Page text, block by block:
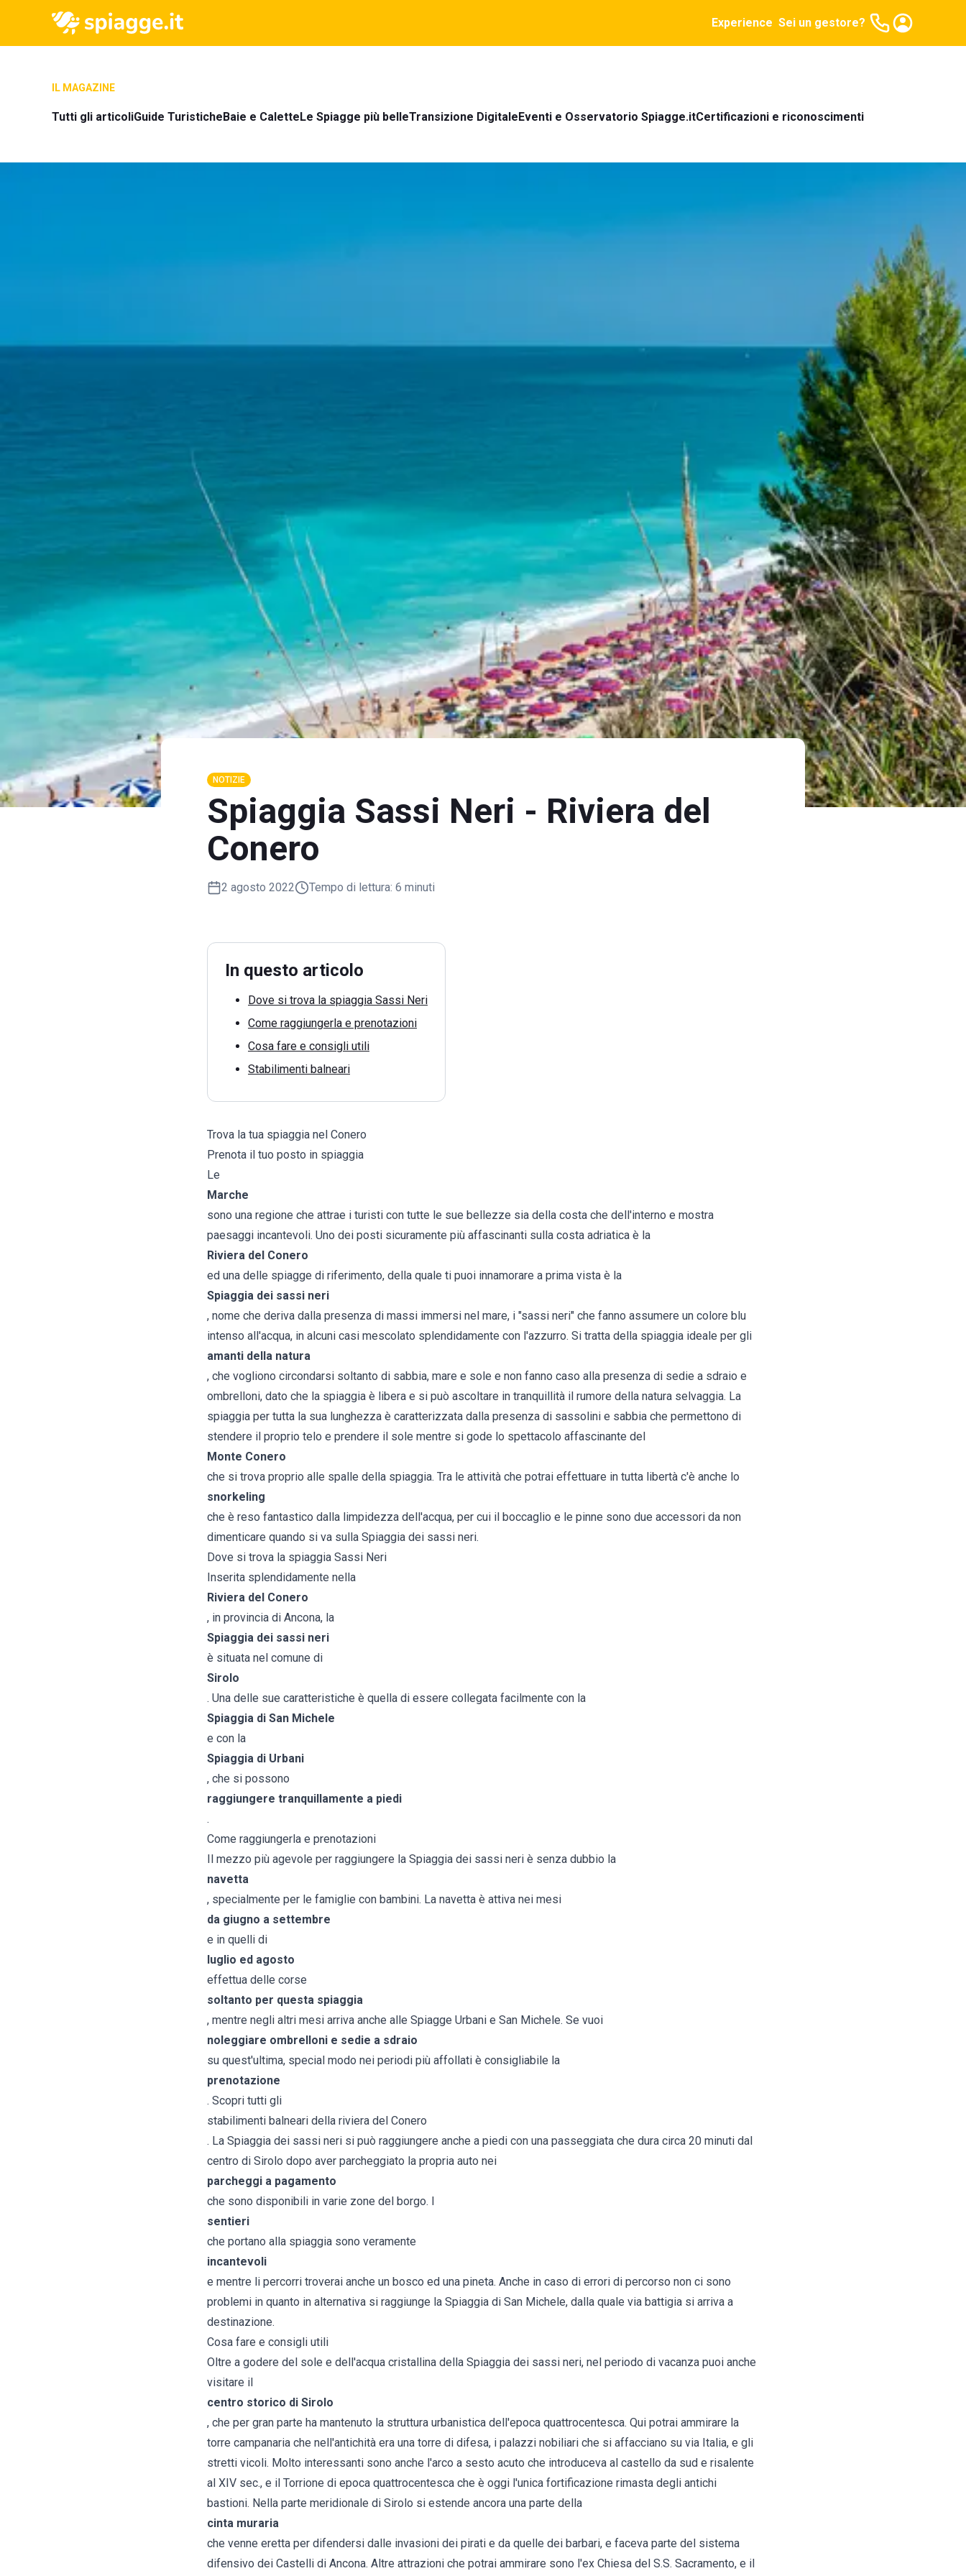
Experience Sei un gestore?
IL MAGAZINE
Tutti gli articoliGuide TuristicheBaie e CaletteLe Spiagge più belleTransizione DigitaleEventi e Osservatorio Spiagge.itCertificazioni e riconoscimenti
NOTIZIE
Spiaggia Sassi Neri - Riviera del
Conero
2 agosto 2022 Tempo di lettura: 6 minuti
In questo articolo
Dove si trova la spiaggia Sassi Neri
Come raggiungerla e prenotazioni
Cosa fare e consigli utili
Stabilimenti balneari
Trova la tua spiaggia nel Conero
Prenota il tuo posto in spiaggia
Le
Marche
sono una regione che attrae i turisti con tutte le sue bellezze sia della costa che dell'interno e mostra
paesaggi incantevoli. Uno dei posti sicuramente più affascinanti sulla costa adriatica è la
Riviera del Conero
ed una delle spiagge di riferimento, della quale ti puoi innamorare a prima vista è la
Spiaggia dei sassi neri
, nome che deriva dalla presenza di massi immersi nel mare, i "sassi neri" che fanno assumere un colore blu
intenso all'acqua, in alcuni casi mescolato splendidamente con l'azzurro. Si tratta della spiaggia ideale per gli
amanti della natura
, che vogliono circondarsi soltanto di sabbia, mare e sole e non fanno caso alla presenza di sedie a sdraio e
ombrelloni, dato che la spiaggia è libera e si può ascoltare in tranquillità il rumore della natura selvaggia. La
spiaggia per tutta la sua lunghezza è caratterizzata dalla presenza di sassolini e sabbia che permettono di
stendere il proprio telo e prendere il sole mentre si gode lo spettacolo affascinante del
Monte Conero
che si trova proprio alle spalle della spiaggia. Tra le attività che potrai effettuare in tutta libertà c'è anche lo
snorkeling
che è reso fantastico dalla limpidezza dell'acqua, per cui il boccaglio e le pinne sono due accessori da non
dimenticare quando si va sulla Spiaggia dei sassi neri.
Dove si trova la spiaggia Sassi Neri
Inserita splendidamente nella
Riviera del Conero
, in provincia di Ancona, la
Spiaggia dei sassi neri
è situata nel comune di
Sirolo
. Una delle sue caratteristiche è quella di essere collegata facilmente con la
Spiaggia di San Michele
e con la
Spiaggia di Urbani
, che si possono
raggiungere tranquillamente a piedi
.
Come raggiungerla e prenotazioni
Il mezzo più agevole per raggiungere la Spiaggia dei sassi neri è senza dubbio la
navetta
, specialmente per le famiglie con bambini. La navetta è attiva nei mesi
da giugno a settembre
e in quelli di
luglio ed agosto
effettua delle corse
soltanto per questa spiaggia
, mentre negli altri mesi arriva anche alle Spiagge Urbani e San Michele. Se vuoi
noleggiare ombrelloni e sedie a sdraio
su quest'ultima, special modo nei periodi più affollati è consigliabile la
prenotazione
. Scopri tutti gli
stabilimenti balneari della riviera del Conero
. La Spiaggia dei sassi neri si può raggiungere anche a piedi con una passeggiata che dura circa 20 minuti dal
centro di Sirolo dopo aver parcheggiato la propria auto nei
parcheggi a pagamento
che sono disponibili in varie zone del borgo. I
sentieri
che portano alla spiaggia sono veramente
incantevoli
e mentre li percorri troverai anche un bosco ed una pineta. Anche in caso di errori di percorso non ci sono
problemi in quanto in alternativa si raggiunge la Spiaggia di San Michele, dalla quale via battigia si arriva a
destinazione.
Cosa fare e consigli utili
Oltre a godere del sole e dell'acqua cristallina della Spiaggia dei sassi neri, nel periodo di vacanza puoi anche
visitare il
centro storico di Sirolo
, che per gran parte ha mantenuto la struttura urbanistica dell'epoca quattrocentesca. Qui potrai ammirare la
torre campanaria che nell'antichità era una torre di difesa, i palazzi nobiliari che si affacciano su via Italia, e gli
stretti vicoli. Molto interessanti sono anche l'arco a sesto acuto che introduceva al castello da sud e risalente
al XIV sec., e il Torrione di epoca quattrocentesca che è oggi l'unica fortificazione rimasta degli antichi
bastioni. Nella parte meridionale di Sirolo si estende ancora una parte della
cinta muraria
che venne eretta per difendersi dalle invasioni dei pirati e da quelle dei barbari, e faceva parte del sistema
difensivo dei Castelli di Ancona. Altre attrazioni che potrai ammirare sono l'ex Chiesa del S.S. Sacramento, e il